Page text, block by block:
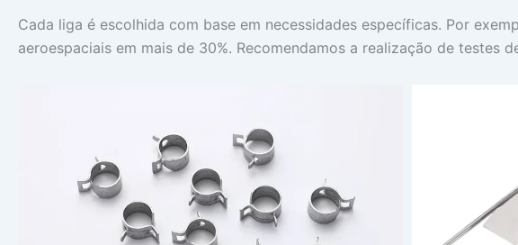
Cada liga é escolhida com base em necessidades específicas. Por
aeroespaciais em mais de 30%. Recomendamos a realização de